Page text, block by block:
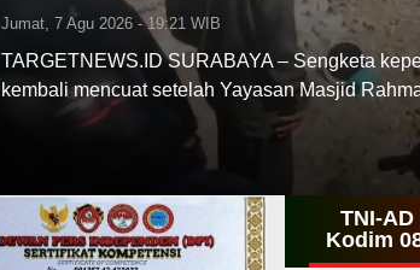
Jumat, 7 Agu 2026 - 19:21 WIB
TARGETNEWS.ID SURABAYA – Sengketa
kembali mencuat setelah Yayasan Masjid
TNI-
Kodim